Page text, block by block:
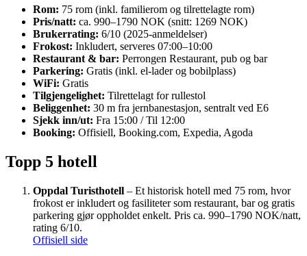
Rom: 75 rom (inkl. familierom og tilrettelagte rom)
Pris/natt: ca. 990–1790 NOK (snitt: 1269 NOK)
Brukerrating: 6/10 (2025-anmeldelser)
Frokost: Inkludert, serveres 07:00–10:00
Restaurant & bar: Perrongen Restaurant, pub og bar
Parkering: Gratis (inkl. el-lader og bobilplass)
WiFi: Gratis
Tilgjengelighet: Tilrettelagt for rullestol
Beliggenhet: 30 m fra jernbanestasjon, sentralt ved E6
Sjekk inn/ut: Fra 15:00 / Til 12:00
Booking: Offisiell, Booking.com, Expedia, Agoda
Topp 5 hotell
Oppdal Turisthotell – Et historisk hotell med 75 rom, hvor
frokost er inkludert og fasiliteter som restaurant, bar og gratis
parkering gjør oppholdet enkelt. Pris ca. 990–1790 NOK/natt,
rating 6/10.
Offisiell side